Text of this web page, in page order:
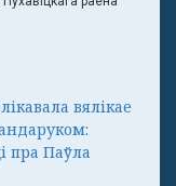
вялікае
пра Паўла